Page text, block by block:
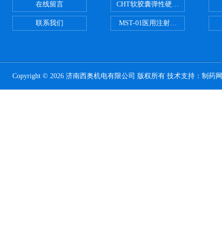
在线留言
联系我们
CHT软胶囊弹性硬度测试仪
MST-01医用注射器测试仪
Copyright © 2026 济南西奥机电有限公司 版权所有 技术支持： 制药网